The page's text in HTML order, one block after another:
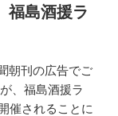
島酒援ラ
朝刊の広告でご
、福島酒援ラ
催されることに